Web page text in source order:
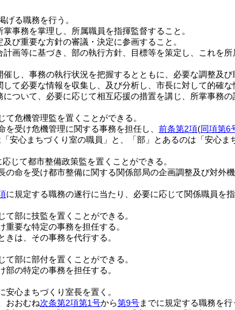
げる職務を行う。
事務を掌理し、所属職員を指揮監督すること。
び重要な方針の審議・決定に参画すること。
計画等に基づき、部の執行方針、目標等を策定し、これを
し、事務の執行状況を把握するとともに、必要な調整及び
て必要な情報を収集し、及び分析し、市長に対して的確な
ついて、必要に応じて相互応援の措置を講じ、所掌事務の
て危機管理監を置くことができる。
を受け危機管理に関する事務を担任し、 前条第2項(同項第6
「安心まちづくり室の職員」と、「部」とあるのは「安心ま
じて都市整備政策監を置くことができる。
の命を受け都市整備に関する関係部局の企画調整及び対外
に規定する職務の遂行に当たり、必要に応じて関係職員を指
て部に技監を置くことができる。
重要な特定の事務を担任する。
きは、その事務を代行する。
て部に部付を置くことができる。
部の特定の事務を担任する。
安心まちづくり室長を置く。
おおむね次条第2項第1号から第9号までに規定する職務を行